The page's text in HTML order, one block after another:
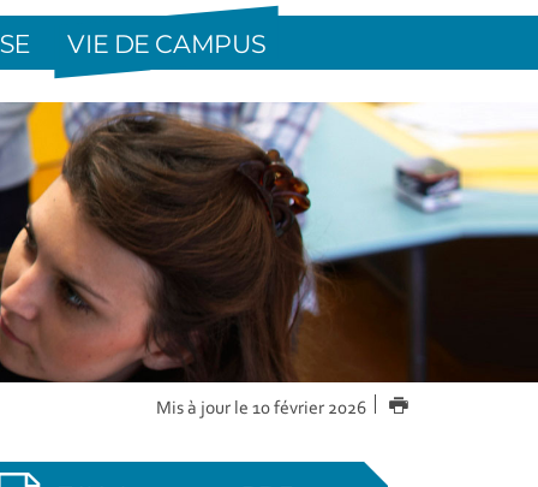
VIE DE CAMPUS
Mis à jour le 10 février 2026 IMPRIMER